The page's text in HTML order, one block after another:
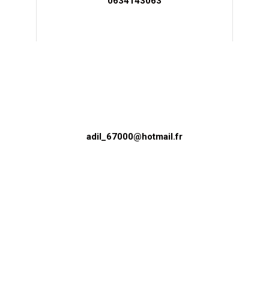
adil_67000@hotmail.fr